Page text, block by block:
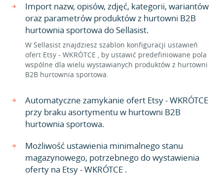
Import nazw, opisów, zdjęć, kategorii, wariantów
oraz parametrów produktów z hurtowni B2B
hurtownia sportowa do Sellasist.
W Sellasist znajdziesz szablon konfiguracji ustawień
ofert Etsy - WKRÓTCE , by ustawić predefiniowane pola
wspólne dla wielu wystawianych produktów z hurtowni
B2B hurtownia sportowa.
Automatyczne zamykanie ofert Etsy - WKRÓTCE
przy braku asortymentu w hurtowni B2B
hurtownia sportowa.
Możliwość ustawienia minimalnego stanu
magazynowego, potrzebnego do wystawienia
oferty na Etsy - WKRÓTCE .